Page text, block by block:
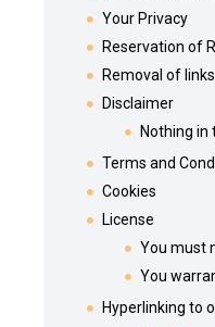
Your Privacy
Reservation of
Removal of
Disclaimer
Nothing in
Terms and
Cookies
License
You must
You
Hyperlinking to